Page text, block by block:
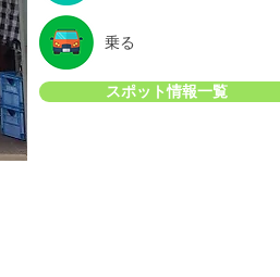
乗る
スポット情報一覧